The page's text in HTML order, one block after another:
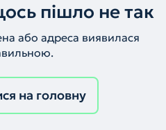
пішло не так
або адреса виявилася
на головну